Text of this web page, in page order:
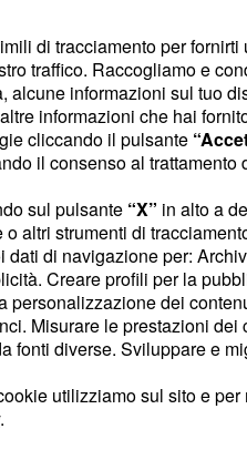
di Amici
che ha acceso i
Amici e su alcuni suoi
speciale, infatti, hanno
che è stato preso
di Capodanno hanno
non può essere
in onda il 16 e 17
cosa hanno
di tracciamento per
traffico. Raccogliamo e
informazioni sul tuo
informazioni che hai
cliccando il pulsante
il consenso al
sul pulsante “X” in alto a
altri strumenti di
dati di navigazione per:
Creare profili per la
personalizzazione dei
Misurare le prestazioni
fonti diverse. Sviluppare e
utilizziamo sul sito e
.